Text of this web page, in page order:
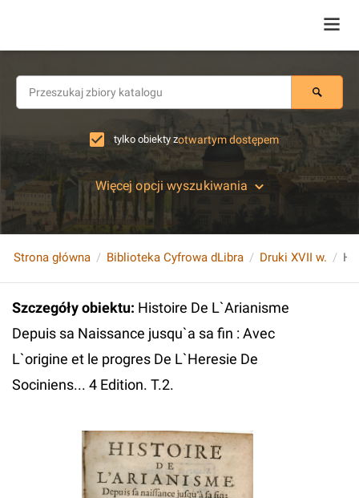
tylko obiekty zotwartym dostępem
Więcej opcji wyszukiwania
Strona główna Biblioteka Cyfrowa dLibra Druki XVII w.
Szczegóły obiektu: Histoire De L`Arianisme
Depuis sa Naissance jusqu`a sa fin : Avec
L`origine et le progres De L`Heresie De
Sociniens... 4 Edition. T.2.